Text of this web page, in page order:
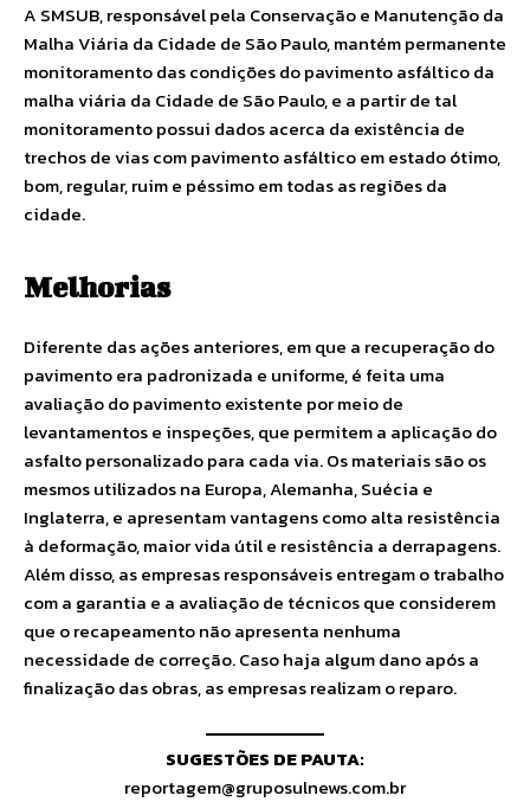
A SMSUB, responsável pela Conservação e Manutenção da
Malha Viária da Cidade de São Paulo, mantém permanente
monitoramento das condições do pavimento asfáltico da
malha viária da Cidade de São Paulo, e a partir de tal
monitoramento possui dados acerca da existência de
trechos de vias com pavimento asfáltico em estado ótimo,
bom, regular, ruim e péssimo em todas as regiões da
cidade.
Melhorias
Diferente das ações anteriores, em que a recuperação do
pavimento era padronizada e uniforme, é feita uma
avaliação do pavimento existente por meio de
levantamentos e inspeções, que permitem a aplicação do
asfalto personalizado para cada via. Os materiais são os
mesmos utilizados na Europa, Alemanha, Suécia e
Inglaterra, e apresentam vantagens como alta resistência
à deformação, maior vida útil e resistência a derrapagens.
Além disso, as empresas responsáveis entregam o trabalho
com a garantia e a avaliação de técnicos que considerem
que o recapeamento não apresenta nenhuma
necessidade de correção. Caso haja algum dano após a
finalização das obras, as empresas realizam o reparo.
SUGESTÕES DE PAUTA:
reportagem@gruposulnews.com.br